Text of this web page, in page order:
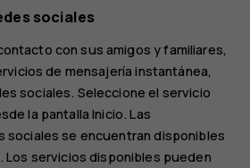
sociales
con sus amigos y familiares,
de mensajería instantánea,
sociales. Seleccione el servicio
la pantalla Inicio. Las
sociales se encuentran disponibles
. Los servicios disponibles pueden